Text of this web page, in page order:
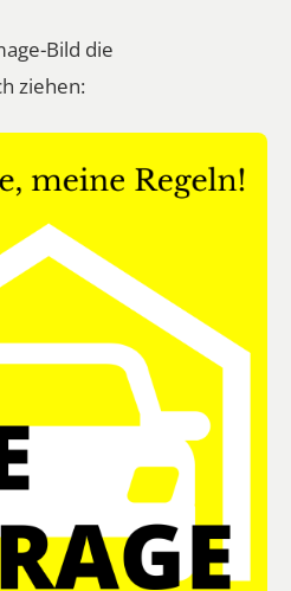
Bild die
ziehen: